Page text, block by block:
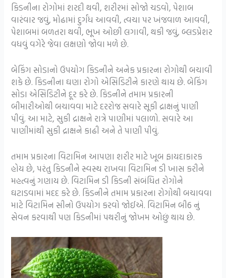
કિડનીના રોગોમાં શરદી થવી, શરીરમાં સોજો ચડવો, પેશાબ
વારંવાર જવું, મોઢામાં દુર્ગંધ આવવી, ત્વચા પર ખંજવાળ આવવી,
પેશાબમાં બળતરા થવી, ભૂખ ઓછી લગાવી, થકી જવું, બ્લડપ્રેશર
વધવું વગેરે જેવા લક્ષણો જોવા મળે છે.
બેકિંગ સોડાનો ઉપયોગ કિડનીને અનેક પ્રકારના રોગોથી બચાવી
શકે છે. કિડનીના ઘણા રોગો એસિડિટીને કારણે થાય છે. બેકિંગ
સોડા એસિડિટીને દૂર કરે છે. કિડનીને તમામ પ્રકારની
બીમારીઓથી બચાવવા માટે દરરોજ સવારે સૂકી દ્રાક્ષનું પાણી
પીવું. આ માટે, સુકી દ્રાક્ષને રાત્રે પાણીમાં પલાળો. સવારે આ
પાણીમાંથી સુકી દ્રાક્ષને કાઢી અને તે પાણી પીવું.
તમામ પ્રકારના વિટામિન આપણા શરીર માટે ખૂબ ફાયદાકારક
હોય છે, પરંતુ કિડનીને સ્વસ્થ રાખવા વિટામિન ડી ખાસ કરીને
મહત્વનું ગણાય છે. વિટામિન ડી કિડની સંબંધિત રોગોને
ઘટાડવામાં મદદ કરે છે. કિડનીને તમામ પ્રકારના રોગોથી બચાવવા
માટે વિટામિન સીનો ઉપયોગ કરવો જોઈએ. વિટામિન બી6 નું
સેવન કરવાથી પણ કિડનીમાં પથરીનું જોખમ ઓછું થાય છે.